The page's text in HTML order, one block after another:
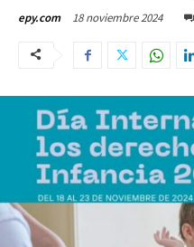
epy.com 18 noviembre 2024